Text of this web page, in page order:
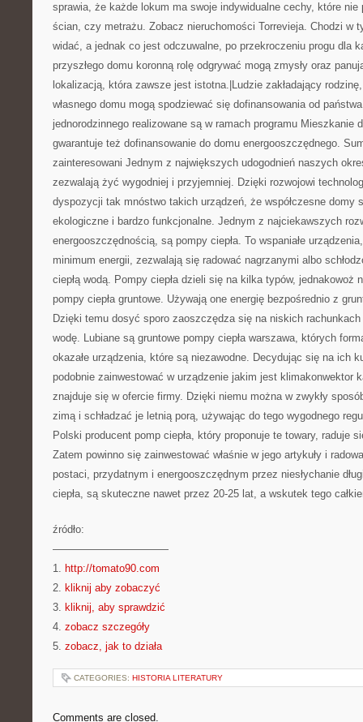
sprawia, że każde lokum ma swoje indywidualne cechy, które nie
ścian, czy metrażu. Zobacz nieruchomości Torrevieja. Chodzi w
widać, a jednak co jest odczuwalne, po przekroczeniu progu dla
przyszłego domu koronną rolę odgrywać mogą zmysły oraz
lokalizacją, która zawsze jest istotna.|Ludzie zakładający
własnego domu mogą spodziewać się dofinansowania od
jednorodzinnego realizowane są w ramach programu Mieszkanie
gwarantuje też dofinansowanie do domu energooszczędnego.
zainteresowani Jednym z największych udogodnień naszych
zezwalają żyć wygodniej i przyjemniej. Dzięki rozwojowi
dyspozycji tak mnóstwo takich urządzeń, że współczesne domy
ekologiczne i bardzo funkcjonalne. Jednym z najciekawszych
energooszczędnością, są pompy ciepła. To wspaniałe
minimum energii, zezwalają się radować nagrzanymi albo
ciepłą wodą. Pompy ciepła dzieli się na kilka typów, jednakowoż
pompy ciepła gruntowe. Używają one energię bezpośrednio z
Dzięki temu dosyć sporo zaoszczędza się na niskich rachunkach
wodę. Lubiane są gruntowe pompy ciepła warszawa, których
okazałe urządzenia, które są niezawodne. Decydując się na ich
podobnie zainwestować w urządzenie jakim jest klimakonwektor
znajduje się w ofercie firmy. Dzięki niemu można w zwykły
zimą i schładzać je letnią porą, używając do tego wygodnego
Polski producent pomp ciepła, który proponuje te towary, raduje
Zatem powinno się zainwestować właśnie w jego artykuły i
postaci, przydatnym i energooszczędnym przez niesłychanie
ciepła, są skuteczne nawet przez 20-25 lat, a wskutek tego
źródło:
———————————
1. http://tomato90.com
2. kliknij aby zobaczyć
3. kliknij, aby sprawdzić
4. zobacz szczegóły
5. zobacz, jak to działa
CATEGORIES: HISTORIA LITERATURY
Comments are closed.